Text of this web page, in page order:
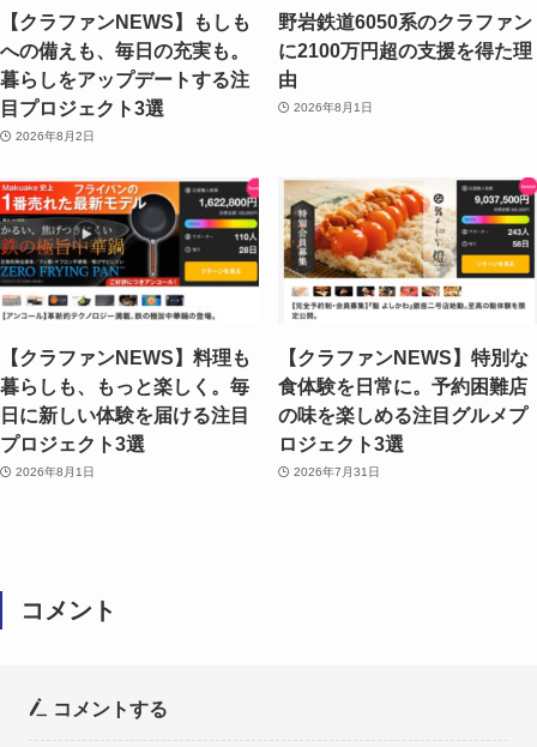
【クラファンNEWS】もしも
への備えも、毎日の充実も。
暮らしをアップデートする注
目プロジェクト3選
2026年8月2日
野岩鉄道6050系のクラファン
に2100万円超の支援を得た理
由
2026年8月1日
【クラファンNEWS】料理も
暮らしも、もっと楽しく。毎
日に新しい体験を届ける注目
プロジェクト3選
2026年8月1日
【クラファンNEWS】特別な
食体験を日常に。予約困難店
の味を楽しめる注目グルメプ
ロジェクト3選
2026年7月31日
コメント
コメントする